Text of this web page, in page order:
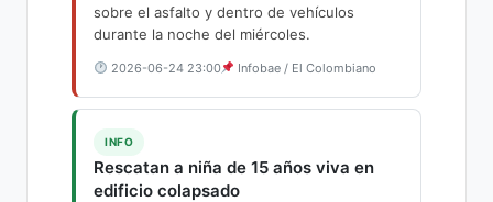
sobre el asfalto y dentro de vehículos
durante la noche del miércoles.
2026-06-24 23:00 Infobae / El Colombiano
INFO
Rescatan a niña de 15 años viva en
edificio colapsado